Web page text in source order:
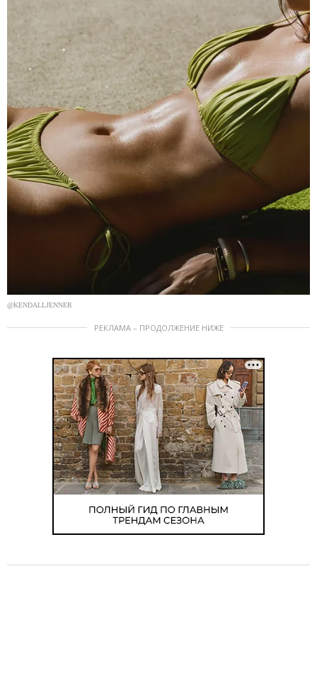
@KENDALLJENNER
РЕКЛАМА – ПРОДОЛЖЕНИЕ НИЖЕ